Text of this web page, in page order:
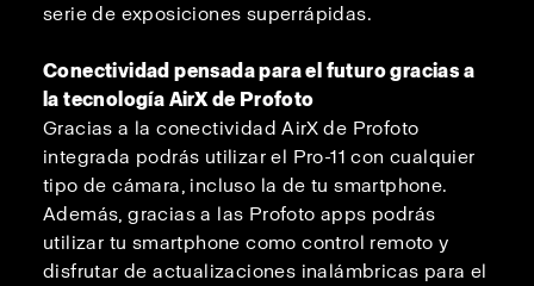
serie de exposiciones superrápidas.
Conectividad pensada para el futuro gracias a
la tecnología AirX de Profoto
Gracias a la conectividad AirX de Profoto
integrada podrás utilizar el Pro-11 con cualquier
tipo de cámara, incluso la de tu smartphone.
Además, gracias a las Profoto apps podrás
utilizar tu smartphone como control remoto y
disfrutar de actualizaciones inalámbricas para el